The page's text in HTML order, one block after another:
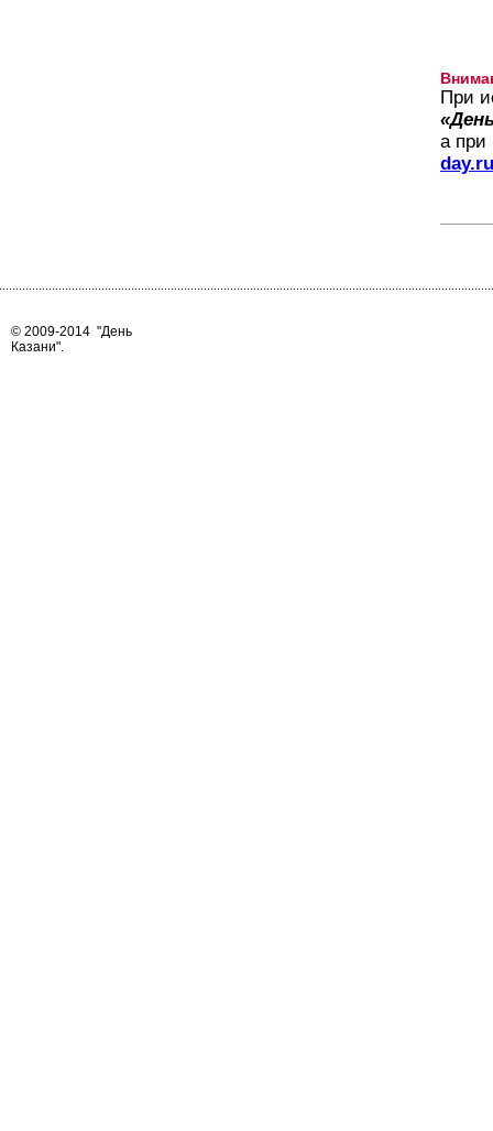
При
а при
day.ru
© 2009-2014 "День
Казани".